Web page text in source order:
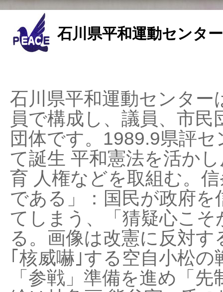
石川県平和運動センタ
石川県平和運動センタ
員で構成し、議員、市
団体です。1989.9県評
て誕生 平和憲法を活か
育 人権などを取組む。
である」：国民が政府
てしまう、「猜疑心こ
る。画像は改憲に反対
｢核威嚇｣する空自小松
「参戦」準備を進め「